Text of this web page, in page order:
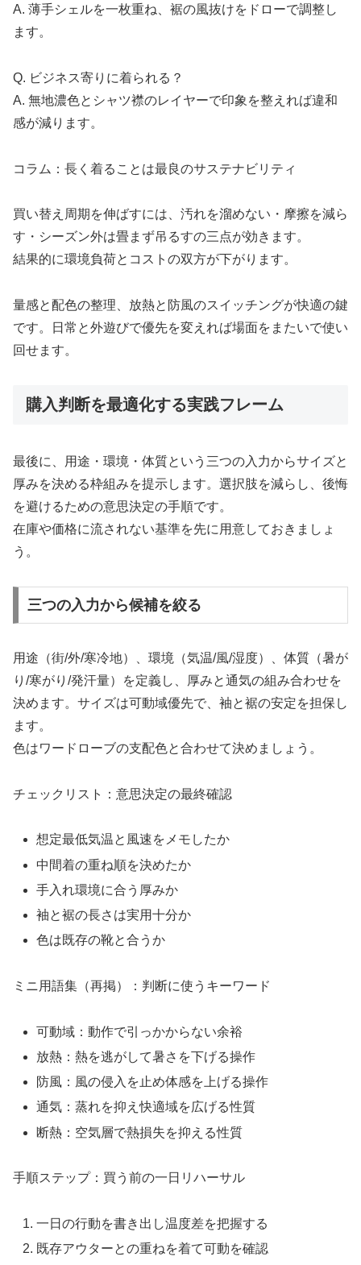
A. 薄手シェルを一枚重ね、裾の風抜けをドローで調整し
ます。
Q. ビジネス寄りに着られる？
A. 無地濃色とシャツ襟のレイヤーで印象を整えれば違和
感が減ります。
コラム：長く着ることは最良のサステナビリティ
買い替え周期を伸ばすには、汚れを溜めない・摩擦を減ら
す・シーズン外は畳まず吊るすの三点が効きます。
結果的に環境負荷とコストの双方が下がります。
量感と配色の整理、放熱と防風のスイッチングが快適の鍵
です。日常と外遊びで優先を変えれば場面をまたいで使い
回せます。
購入判断を最適化する実践フレーム
最後に、用途・環境・体質という三つの入力からサイズと
厚みを決める枠組みを提示します。選択肢を減らし、後悔
を避けるための意思決定の手順です。
在庫や価格に流されない基準を先に用意しておきましょ
う。
三つの入力から候補を絞る
用途（街/外/寒冷地）、環境（気温/風/湿度）、体質（暑が
り/寒がり/発汗量）を定義し、厚みと通気の組み合わせを
決めます。サイズは可動域優先で、袖と裾の安定を担保し
ます。
色はワードローブの支配色と合わせて決めましょう。
チェックリスト：意思決定の最終確認
想定最低気温と風速をメモしたか
中間着の重ね順を決めたか
手入れ環境に合う厚みか
袖と裾の長さは実用十分か
色は既存の靴と合うか
ミニ用語集（再掲）：判断に使うキーワード
可動域：動作で引っかからない余裕
放熱：熱を逃がして暑さを下げる操作
防風：風の侵入を止め体感を上げる操作
通気：蒸れを抑え快適域を広げる性質
断熱：空気層で熱損失を抑える性質
手順ステップ：買う前の一日リハーサル
一日の行動を書き出し温度差を把握する
既存アウターとの重ねを着て可動を確認